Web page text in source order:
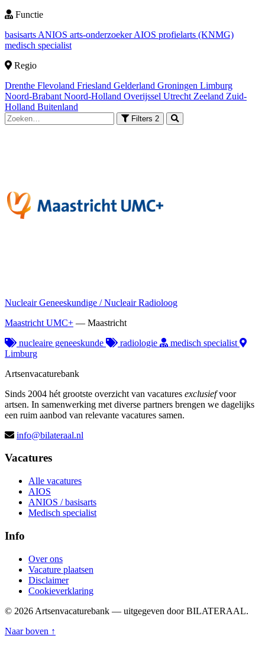
Functie
basisarts ANIOS arts-onderzoekerAIOS profielarts (KNMG)
medisch specialist
Regio
Drenthe Flevoland Friesland Gelderland Groningen Limburg
Noord-Brabant Noord-Holland Overijssel Utrecht Zeeland Zuid-
Holland Buitenland
Filters 2
Nucleair Geneeskundige / Nucleair Radioloog
Maastricht UMC+ — Maastricht
nucleaire geneeskunde
radiologie
medisch specialist
Limburg
Artsenvacaturebank
Sinds 2004 hét grootste overzicht van vacatures exclusiefvoor
artsen. In samenwerking met diverse partners brengen we dagelijks
een ruim aanbod van relevante vacatures samen.
info@bilateraal.nl
Vacatures
Alle vacatures
AIOS
ANIOS / basisarts
Medisch specialist
Info
Over ons
Vacature plaatsen
Disclaimer
Cookieverklaring
© 2026 Artsenvacaturebank — uitgegeven door BILATERAAL.
Naar boven ↑